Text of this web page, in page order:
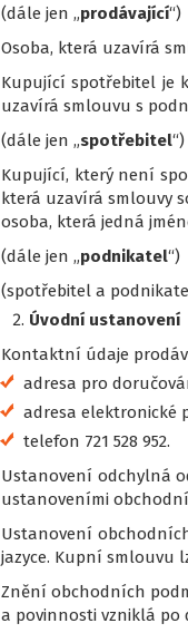
(dále jen „prodávající“)
Osoba, která uzavírá
Kupující spotřebitel je
uzavírá smlouvu s
(dále jen „spotřebitel“)
Kupující, který není
která uzavírá smlouvy
osoba, která jedná
(dále jen „podnikatel“)
(spotřebitel a
Úvodní ustanovení
Kontaktní údaje
adresa pro
adresa elektronické
telefon 721 528 952.
Ustanovení odchylná
ustanoveními
Ustanovení
jazyce. Kupní smlouvu
Znění obchodních
a povinnosti vzniklá